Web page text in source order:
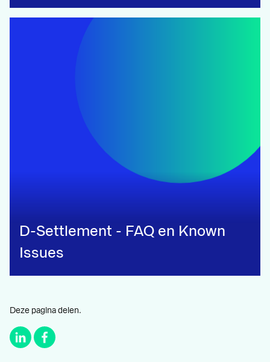
D-Settlement - FAQ en Known
Issues
Deze pagina delen.